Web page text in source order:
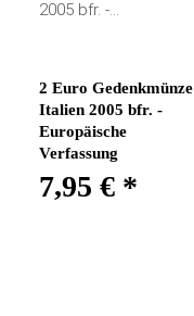
2 Euro Gedenkmünze
Italien 2005 bfr. -
Europäische
Verfassung
7,95 € *